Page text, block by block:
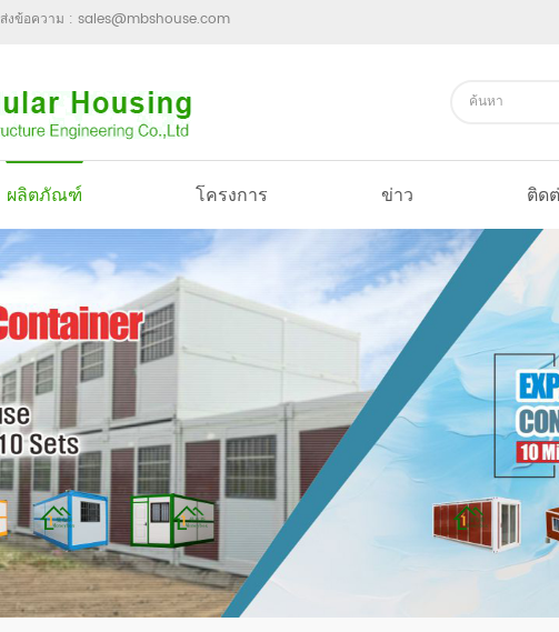
ส่งข้อความ : sales@mbshouse.com
ผลิตภัณฑ์ โครงการ ข่าว ติด